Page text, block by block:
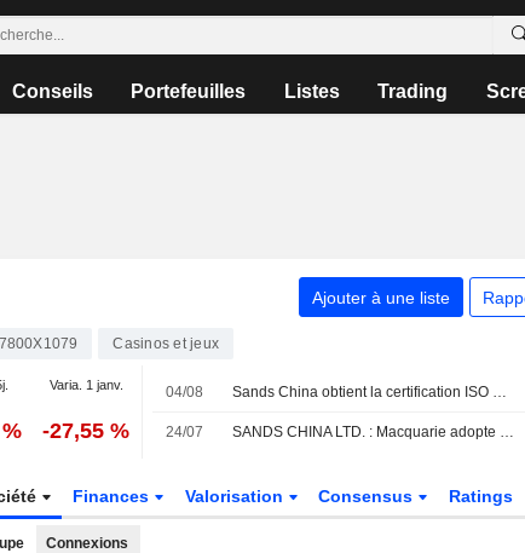
Conseils Portefeuilles Listes Trading
Ajouter à une liste
Casinos et jeux
Varia. 1 janv.
-27,55 %
04/08 Sands China obtient la certification ISO 14001:2026 pour son système de management environnemental auprès du British Standards Institution Group
24/07 SANDS CHINA LTD. : Macquarie adopte une opinion positive
Finances Valorisation Consensus Ratings
Connexions